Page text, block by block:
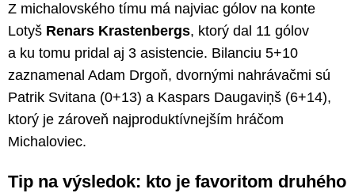
Z michalovského tímu má najviac gólov na konte
Lotyš Renars Krastenbergs, ktorý dal 11 gólov
a ku tomu pridal aj 3 asistencie. Bilanciu 5+10
zaznamenal Adam Drgoň, dvornými nahrávačmi sú
Patrik Svitana (0+13) a Kaspars Daugaviņš (6+14),
ktorý je zároveň najproduktívnejším hráčom
Michaloviec.
Tip na výsledok: kto je favoritom druhého